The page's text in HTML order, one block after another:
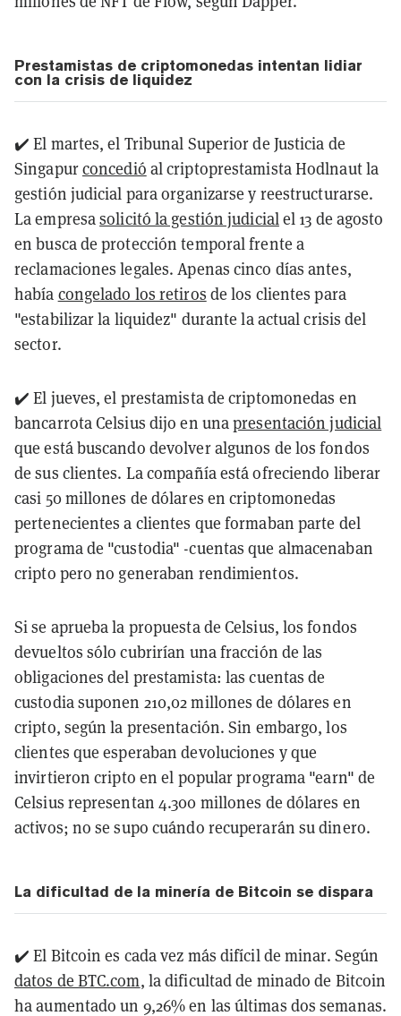
Prestamistas de criptomonedas intentan lidiar
con la crisis de liquidez
✔️ El martes, el Tribunal Superior de Justicia de
Singapurconcedió al criptoprestamista Hodlnaut la
gestión judicial para organizarse y reestructurarse.
La empresasolicitó la gestión judicial el 13 de agosto
en busca de protección temporal frente a
reclamaciones legales. Apenas cinco días antes,
había congelado los retiros de los clientes para
"estabilizar la liquidez" durante la actual crisis del
sector.
✔️ El jueves, el prestamista de criptomonedas en
bancarrota Celsius dijo en unapresentación judicial
que está buscando devolver algunos de los fondos
de sus clientes. La compañía está ofreciendo liberar
casi 50 millones de dólares en criptomonedas
pertenecientes a clientes que formaban parte del
programa de "custodia" -cuentas que almacenaban
cripto pero no generaban rendimientos.
Si se aprueba la propuesta de Celsius, los fondos
devueltos sólo cubrirían una fracción de las
obligaciones del prestamista: las cuentas de
custodia suponen 210,02 millones de dólares en
cripto, según la presentación. Sin embargo, los
clientes que esperaban devoluciones y que
invirtieron cripto en el popular programa "earn" de
Celsius representan 4.300 millones de dólares en
activos; no se supo cuándo recuperarán su dinero.
La dificultad de la minería de Bitcoin se dispara
✔️ El Bitcoin es cada vez más difícil de minar. Según
datos de BTC.com, la dificultad de minado de Bitcoin
ha aumentado un 9,26% en las últimas dos semanas.